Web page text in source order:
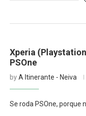
Xperia
PSOne
byA Itinerante - Neiva
Se roda PSOne, porque